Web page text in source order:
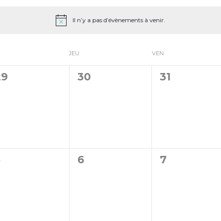
Il n’y a pas d’évènements à venir.
JEU VEN
0
30
0
31
0
6
0
7